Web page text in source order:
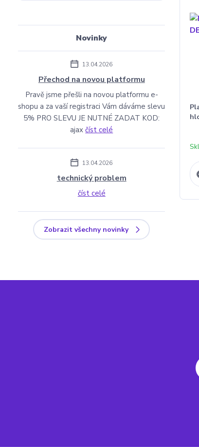
Novinky
13.04.2026
Přechod na novou platformu
Pravě jsme přešli na novou platformu e-
shopu a za vaší registraci Vám dáváme slevu
5% PRO SLEVU JE NUTNÉ ZADAT KOD:
ajaxčíst celé
13.04.2026
technický problem
číst celé
Zobrazit všechny novinky